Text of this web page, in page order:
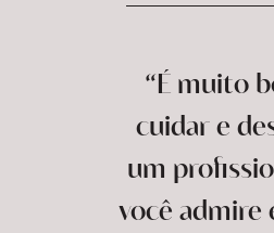
“É muito
cuidar e
um
você admire